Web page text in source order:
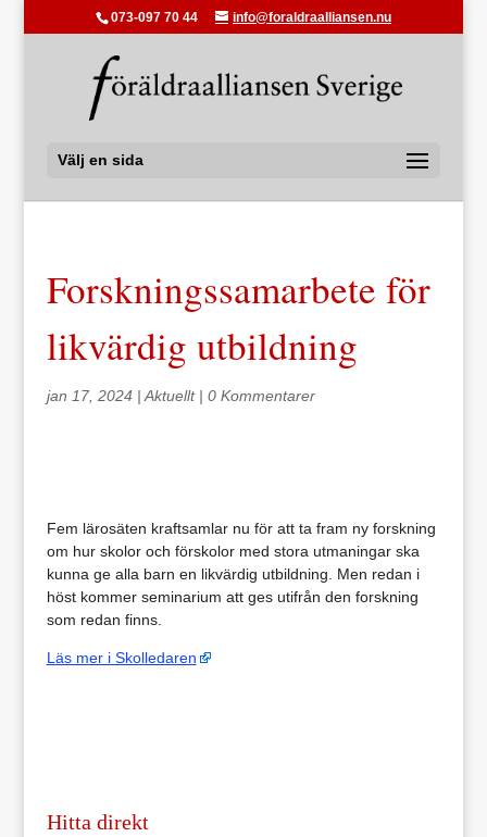
073-097 70 44 info@foraldraalliansen.nu
Välj en sida
Forskningssamarbete för
likvärdig utbildning
jan 17, 2024| Aktuellt| 0 Kommentarer
Fem lärosäten kraftsamlar nu för att ta fram ny forskning
om hur skolor och förskolor med stora utmaningar ska
kunna ge alla barn en likvärdig utbildning. Men redan i
höst kommer seminarium att ges utifrån den forskning
som redan finns.
Läs mer i Skolledaren
Hitta direkt